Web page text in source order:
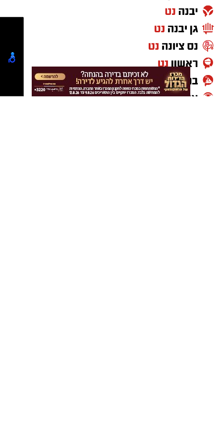
יש לכם מידע חשוב שטרם נחשף? צילומים מאירוע
חדשותי? מצאתם טעות בכתבה? נשמח שתשתפו
אותנו